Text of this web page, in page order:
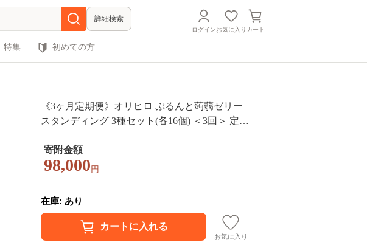
詳細検索
ログインお気に入り カート
特集 初めての方
《3ヶ月定期便》オリヒロ ぷるんと蒟蒻ゼリー
スタンディング 3種セット(各16個) ＜3回＞ 定期
食べ比べ 蒟蒻 コンニャク マスカット ピーチ グ
レープ 食品 F21E-588
寄附金額
98,000 円
在庫: あり
お気に入り